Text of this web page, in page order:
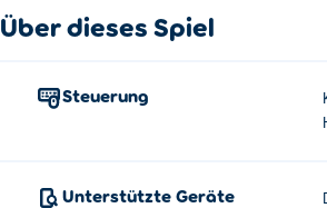
Wer hat Paper Block erstellt?
Wie kann ich Paper Block
Über dieses Spiel
Steuerung
Unterstützte Geräte